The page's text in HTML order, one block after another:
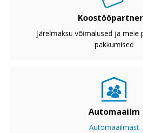
Järelmaksu võimalused ja meie
pakkumised
Automaailm
Automaailmast